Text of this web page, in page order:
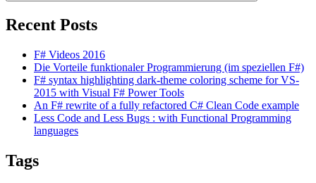
Recent Posts
F# Videos 2016
Die Vorteile funktionaler Programmierung (im speziellen F#)
F# syntax highlighting dark-theme coloring scheme for VS-
2015 with Visual F# Power Tools
An F# rewrite of a fully refactored C# Clean Code example
Less Code and Less Bugs : with Functional Programming
languages
Tags